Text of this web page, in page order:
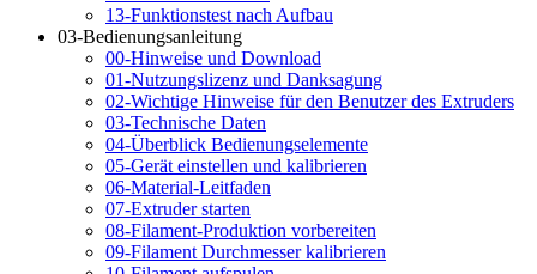
13-Funktionstest nach Aufbau
03-Bedienungsanleitung
00-Hinweise und Download
01-Nutzungslizenz und Danksagung
02-Wichtige Hinweise für den Benutzer des Extruders
03-Technische Daten
04-Überblick Bedienungselemente
05-Gerät einstellen und kalibrieren
06-Material-Leitfaden
07-Extruder starten
08-Filament-Produktion vorbereiten
09-Filament Durchmesser kalibrieren